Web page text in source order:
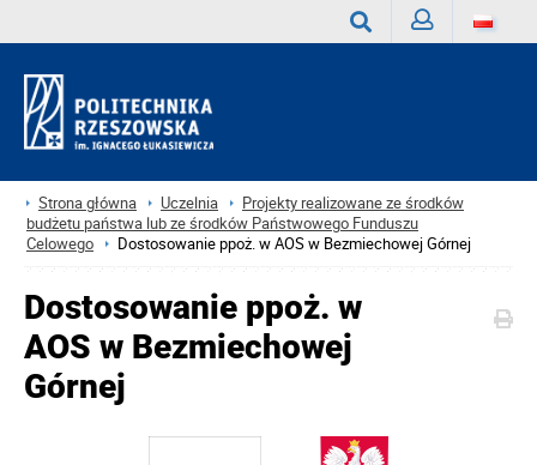
Strona główna Uczelnia
Projekty realizowane ze środków
budżetu państwa lub ze środków Państwowego Funduszu
Celowego
Dostosowanie ppoż. w AOS w Bezmiechowej Górnej
Dostosowanie ppoż. w
AOS w Bezmiechowej
Górnej